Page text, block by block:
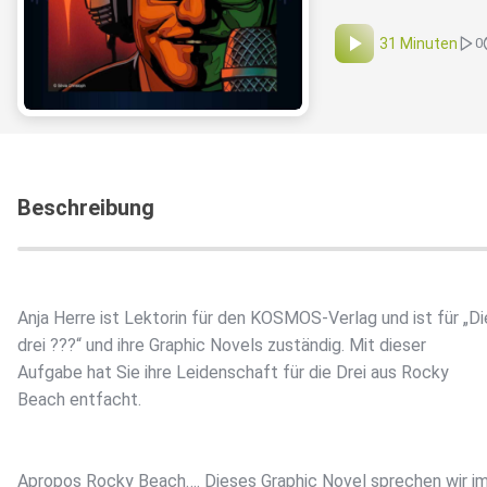
31 Minuten 0
Beschreibung
Anja Herre ist Lektorin für den KOSMOS-Verlag und ist für
drei ???“ und ihre Graphic Novels zuständig. Mit dieser
Aufgabe hat Sie ihre Leidenschaft für die Drei aus Rocky
Beach entfacht.
Apropos Rocky Beach…. Dieses Graphic Novel sprechen wir im